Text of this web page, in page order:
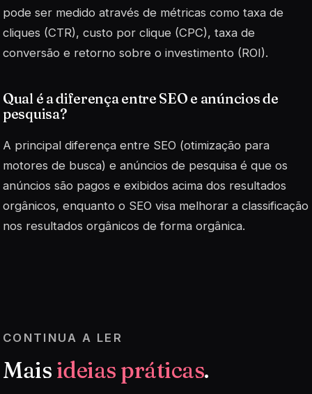
pode ser medido através de métricas como taxa de
cliques (CTR), custo por clique (CPC), taxa de
conversão e retorno sobre o investimento (ROI).
Qual é a diferença entre SEO e anúncios de
pesquisa?
A principal diferença entre SEO (otimização para
motores de busca) e anúncios de pesquisa é que os
anúncios são pagos e exibidos acima dos resultados
orgânicos, enquanto o SEO visa melhorar a classificação
nos resultados orgânicos de forma orgânica.
CONTINUA A LER
Mais ideias práticas.